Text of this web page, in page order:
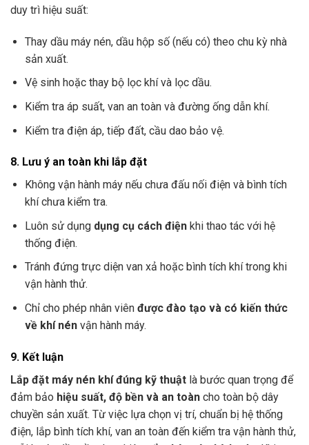
duy trì hiệu suất:
Thay dầu máy nén, dầu hộp số (nếu có) theo chu kỳ nhà
sản xuất.
Vệ sinh hoặc thay bộ lọc khí và lọc dầu.
Kiểm tra áp suất, van an toàn và đường ống dẫn khí.
Kiểm tra điện áp, tiếp đất, cầu dao bảo vệ.
8. Lưu ý an toàn khi lắp đặt
Không vận hành máy nếu chưa đấu nối điện và bình tích
khí chưa kiểm tra.
Luôn sử dụng dụng cụ cách điệnkhi thao tác với hệ
thống điện.
Tránh đứng trực diện van xả hoặc bình tích khí trong khi
vận hành thử.
Chỉ cho phép nhân viên được đào tạo và có kiến thức
về khí nénvận hành máy.
9. Kết luận
Lắp đặt máy nén khí đúng kỹ thuật là bước quan trọng để
đảm bảo hiệu suất, độ bền và an toàn cho toàn bộ dây
chuyền sản xuất. Từ việc lựa chọn vị trí, chuẩn bị hệ thống
điện, lắp bình tích khí, van an toàn đến kiểm tra vận hành thử,